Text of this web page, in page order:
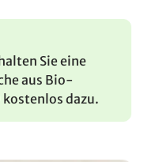
Sie eine
aus Bio-
dazu.